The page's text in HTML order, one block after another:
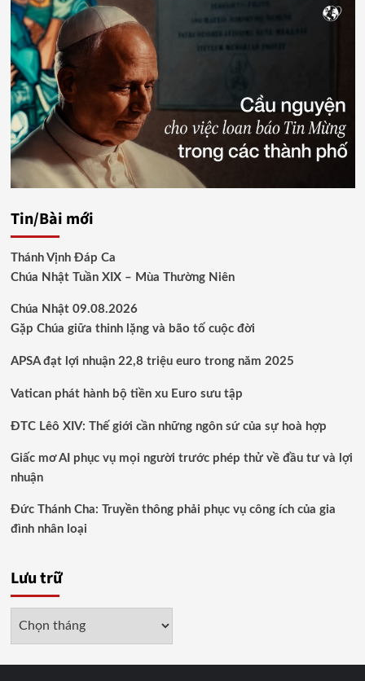
Tin/Bài mới
Thánh Vịnh Đáp Ca
Chúa Nhật Tuần XIX – Mùa Thường Niên
Chúa Nhật 09.08.2026
Gặp Chúa giữa thinh lặng và bão tố cuộc đời
APSA đạt lợi nhuận 22,8 triệu euro trong năm 2025
Vatican phát hành bộ tiền xu Euro sưu tập
ĐTC Lêô XIV: Thế giới cần những ngôn sứ của sự hoà hợp
Giấc mơ AI phục vụ mọi người trước phép thử về đầu tư và lợi
nhuận
Đức Thánh Cha: Truyền thông phải phục vụ công ích của gia
đình nhân loại
Lưu trữ